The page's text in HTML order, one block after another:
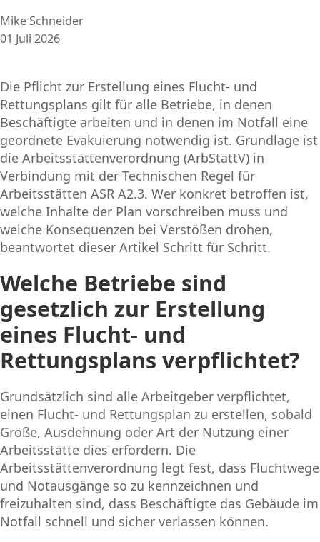
Posted
by:
Mike Schneider
01 Juli 2026
Die Pflicht zur Erstellung eines Flucht- und
Rettungsplans gilt für alle Betriebe, in denen
Beschäftigte arbeiten und in denen im Notfall eine
geordnete Evakuierung notwendig ist. Grundlage ist
die Arbeitsstättenverordnung (ArbStättV) in
Verbindung mit der Technischen Regel für
Arbeitsstätten ASR A2.3. Wer konkret betroffen ist,
welche Inhalte der Plan vorschreiben muss und
welche Konsequenzen bei Verstößen drohen,
beantwortet dieser Artikel Schritt für Schritt.
Welche Betriebe sind
gesetzlich zur Erstellung
eines Flucht- und
Rettungsplans verpflichtet?
Grundsätzlich sind alle Arbeitgeber verpflichtet,
einen Flucht- und Rettungsplan zu erstellen, sobald
Größe, Ausdehnung oder Art der Nutzung einer
Arbeitsstätte dies erfordern. Die
Arbeitsstättenverordnung legt fest, dass Fluchtwege
und Notausgänge so zu kennzeichnen und
freizuhalten sind, dass Beschäftigte das Gebäude im
Notfall schnell und sicher verlassen können.